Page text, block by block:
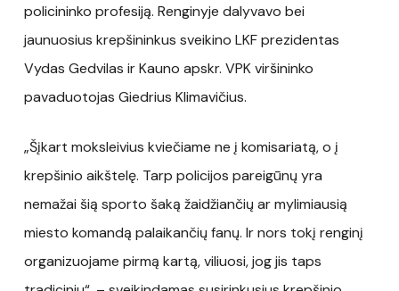
policininko profesiją. Renginyje dalyvavo bei
jaunuosius krepšininkus sveikino LKF prezidentas
Vydas Gedvilas ir Kauno apskr. VPK viršininko
pavaduotojas Giedrius Klimavičius.
„Šįkart moksleivius kviečiame ne į komisariatą, o į
krepšinio aikštelę. Tarp policijos pareigūnų yra
nemažai šią sporto šaką žaidžiančių ar mylimiausią
miesto komandą palaikančių fanų. Ir nors tokį renginį
organizuojame pirmą kartą, viliuosi, jog jis taps